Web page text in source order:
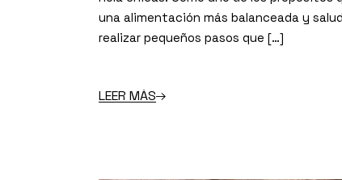
una alimentación más balanceada y
realizar pequeños pasos que […]
LEER MÁS